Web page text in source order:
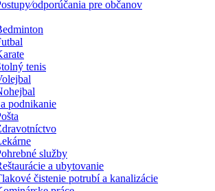
pre občanov
tenis
podnikanie
služby
a ubytovanie
čistenie potrubí a kanalizácie